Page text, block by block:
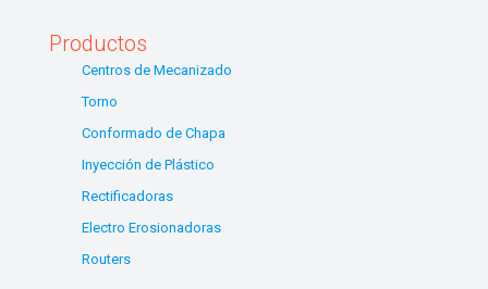
Productos
Centros de Mecanizado
Torno
Conformado de Chapa
Inyección de Plástico
Rectificadoras
Electro Erosionadoras
Routers